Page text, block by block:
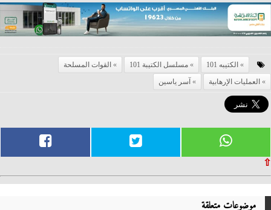
الكتيبه 101 مسلسل الكتيبة 101
القوات المسلحة
العمليات الإرهابية
آسر ياسين
⇧
موضوعات متعلقة